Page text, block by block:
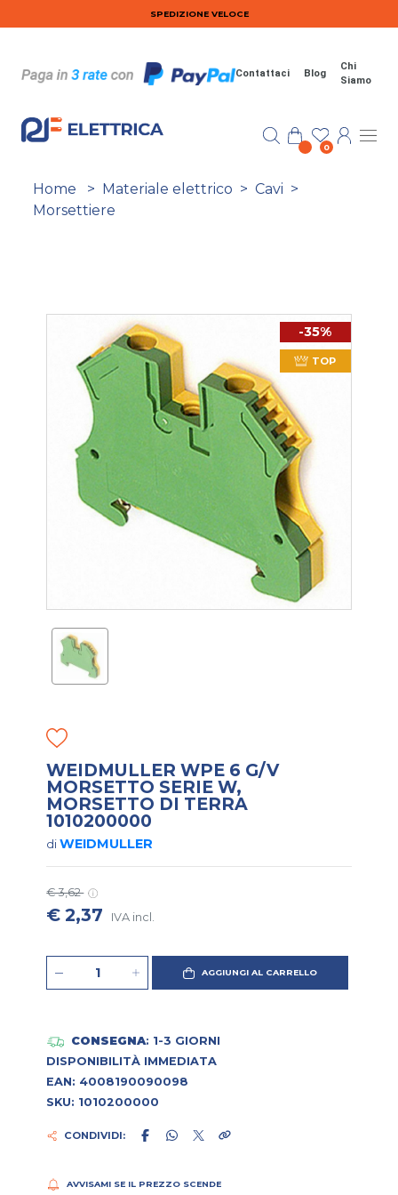
Salta al contenuto principaleSPEDIZIONE VELOCE
Contattaci Blog
Chi
Siamo
0
Home > Materiale elettrico > Cavi >
Morsettiere
-35%
TOP
WEIDMULLER WPE 6 G/V
MORSETTO SERIE W,
MORSETTO DI TERRA
1010200000
diWEIDMULLER
€ 3,62
€ 2,37 IVA incl.
AGGIUNGI AL CARRELLO
CONSEGNA: 1-3 GIORNI
DISPONIBILITÀ IMMEDIATA
EAN: 4008190090098
SKU: 1010200000
CONDIVIDI:
AVVISAMI SE IL PREZZO SCENDE